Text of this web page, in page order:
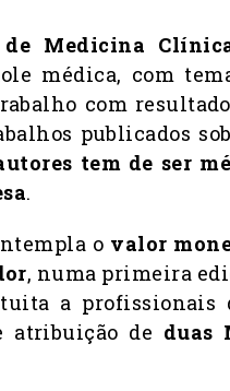
Medicina
médica, com
com
publicados
tem de ser
.
o valor
, numa primeira
a profissionais
atribuição de duas